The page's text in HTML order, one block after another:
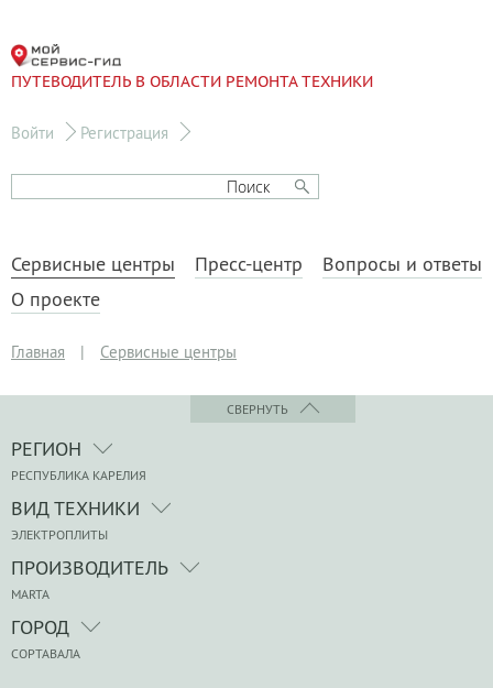
ПУТЕВОДИТЕЛЬ В ОБЛАСТИ РЕМОНТА ТЕХНИКИ
Войти Регистрация
Сервисные центры Пресс-центр
Вопросы и ответы
О проекте
Главная | Сервисные центры
СВЕРНУТЬ
РЕГИОН
РЕСПУБЛИКА КАРЕЛИЯ
ВИД ТЕХНИКИ
ЭЛЕКТРОПЛИТЫ
ПРОИЗВОДИТЕЛЬ
MARTA
ГОРОД
СОРТАВАЛА